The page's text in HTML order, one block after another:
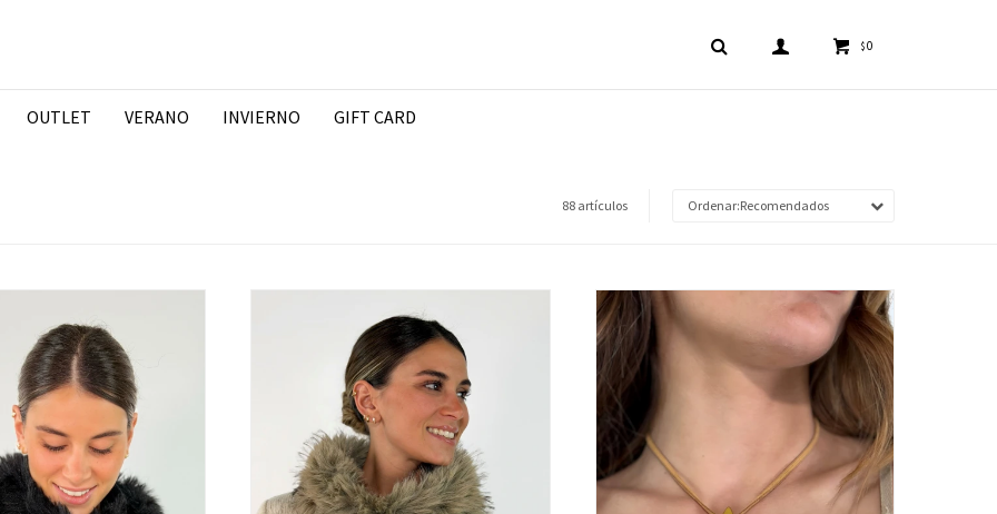
OUTLET VERANO INVIERNO GIFT CARD
$0
88 artículos Recomendados